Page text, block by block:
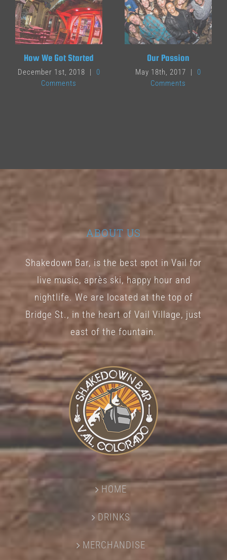
How We Got Started
December 1st, 2018 |
0
Comments
Our Passion
May 18th, 2017 |
0
Comments
ABOUT US
Shakedown Bar, is the best spot in Vail for
live music, après ski, happy hour and
nightlife. We are located at the top of
Bridge St., in the heart of Vail Village, just
east of the fountain.
HOME
DRINKS
MERCHANDISE